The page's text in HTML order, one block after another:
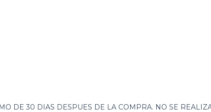
DE 30 DIAS DESPUES DE LA COMPRA. NO SE